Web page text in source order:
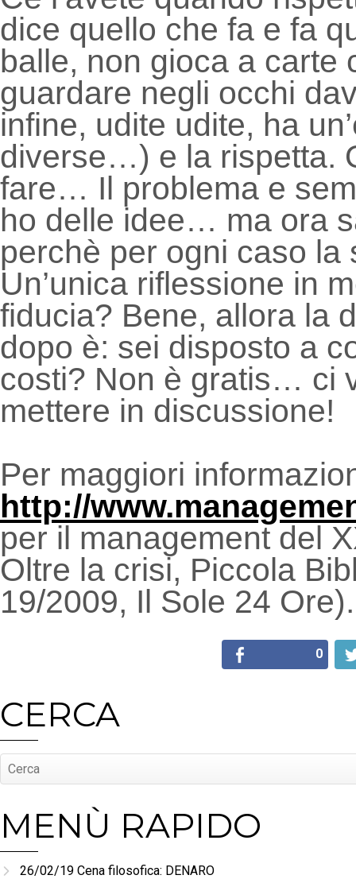
dice quello che fa e fa
balle, non gioca a carte
guardare negli occhi
infine, udite udite, ha
diverse…) e la rispetta.
fare… Il problema e
ho delle idee… ma ora
perchè per ogni caso
Un’unica riflessione in
fiducia? Bene, allora la
dopo è: sei disposto a
costi? Non è gratis… ci
mettere in discussione!
Per maggiori
http://
per il management del
Oltre la crisi, Piccola
19/2009, Il Sole 24 Ore).
0
CERCA
MENÙ RAPIDO
26/02/19 Cena filosofica: DENARO